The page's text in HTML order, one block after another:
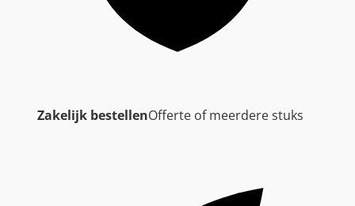
Zakelijk bestellenOfferte of meerdere stuks